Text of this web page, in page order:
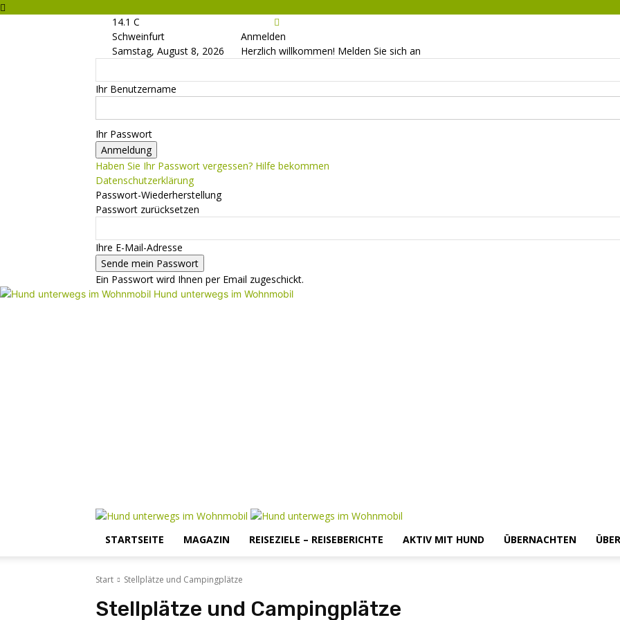
14.1 C
Schweinfurt
Samstag, August 8, 2026
Anmelden
Herzlich willkommen! Melden Sie sich an
Ihr Benutzername
Ihr Passwort
Haben Sie Ihr Passwort vergessen? Hilfe bekommen
Datenschutzerklärung
Passwort-Wiederherstellung
Passwort zurücksetzen
Ihre E-Mail-Adresse
Ein Passwort wird Ihnen per Email zugeschickt.
Hund unterwegs im Wohnmobil
STARTSEITE MAGAZIN REISEZIELE – REISEBERICHTE AKTIV MIT HUND ÜBERNACHTEN
Start Stellplätze und Campingplätze
Stellplätze und Campingplätze